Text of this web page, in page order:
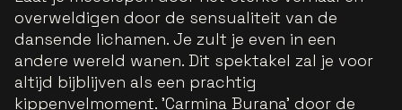
overweldigen door de sensualiteit van de
dansende lichamen. Je zult je even in een
andere wereld wanen. Dit spektakel zal je voor
altijd bijblijven als een prachtig
kippenvelmoment. 'Carmina Burana' door de